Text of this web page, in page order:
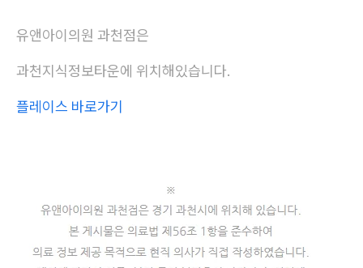
유앤아이의원 과천점은
과천지식정보타운에 위치해있습니다.
플레이스 바로가기